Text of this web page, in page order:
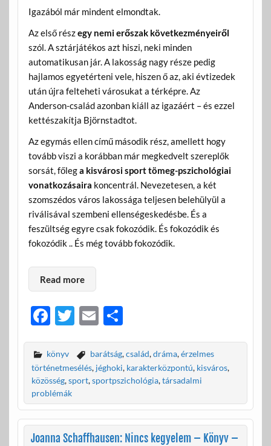
Igazából már mindent elmondtak.
Az első részegy nemi erőszak következményeiről
szól. A sztárjátékos azt hiszi, neki minden
automatikusan jár. A lakosság nagy része pedig
hajlamos egyetérteni vele, hiszen ő az, aki évtizedek
után újra felteheti városukat a térképre. Az
Anderson-család azonban kiáll az igazáért – és ezzel
kettészakítja Björnstadtot.
Az egymás ellen című második rész, amellett hogy
tovább viszi a korábban már megkedvelt szereplők
sorsát, főlega kisvárosi sport tömeg-pszichológiai
vonatkozásaira koncentrál. Nevezetesen, a két
szomszédos város lakossága teljesen belehülyül a
riválisával szembeni ellenségeskedésbe. És a
feszültség egyre csak fokozódik. És fokozódik és
fokozódik .. És még tovább fokozódik.
Read more
F
e
b
o
o
k
T
itt
er
E
ail
O
za
m
g
könyv barátság,család,dráma,érzelmes
történetmesélés, jéghoki, karakterközpontú, kisváros,
közösség,sport,sportpszichológia,társadalmi
problémák
Joanna Schaffhausen: Nincs kegyelem – Könyv –